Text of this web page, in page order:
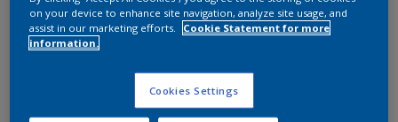
on your device to enhance site navigation, analyze site usage, and
assist in our marketing efforts.
Cookie Statement for more
information.
Cookies Settings